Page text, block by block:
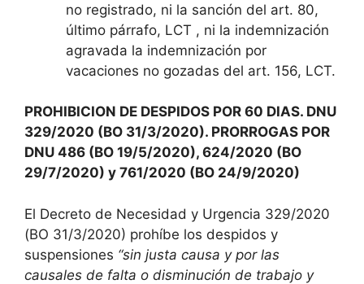
no registrado, ni la sanción del art. 80,
último párrafo, LCT , ni la indemnización
agravada la indemnización por
vacaciones no gozadas del art. 156, LCT.
PROHIBICION DE DESPIDOS POR 60 DIAS. DNU
329/2020 (BO 31/3/2020). PRORROGAS POR
DNU 486 (BO 19/5/2020), 624/2020 (BO
29/7/2020) y 761/2020 (BO 24/9/2020)
El Decreto de Necesidad y Urgencia 329/2020
(BO 31/3/2020) prohíbe los despidos y
suspensiones “sin justa causa y por las
causales de falta o disminución de trabajo y